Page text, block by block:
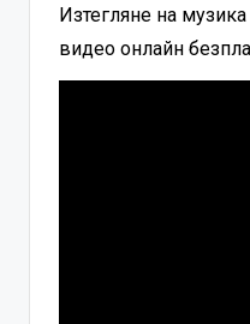
Изтегляне на
видео онлайн